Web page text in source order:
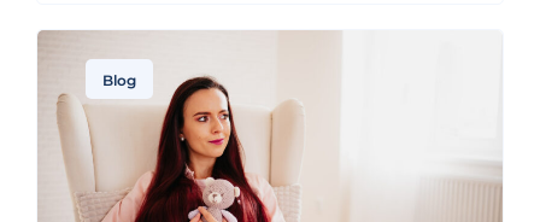
Blog